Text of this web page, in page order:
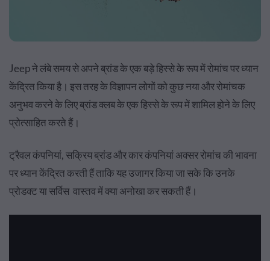
Jeep ने लंबे समय से अपने ब्रांड के एक बड़े हिस्से के रूप में रोमांच पर ध्यान
केंद्रित किया है। इस तरह के विज्ञापन लोगों को कुछ नया और रोमांचक
अनुभव करने के लिए ब्रांड क्लब के एक हिस्से के रूप में शामिल होने के लिए
प्रोत्साहित करते हैं।
ट्रैवल कंपनियां, सक्रिय ब्रांड और कार कंपनियां अक्सर रोमांच की भावना
पर ध्यान केंद्रित करती हैं ताकि यह उजागर किया जा सके कि उनके
प्रोडक्ट या सर्विस वास्तव में क्या अनोखा कर सकती हैं।